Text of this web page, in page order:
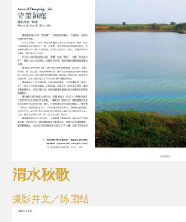
渭水秋歌
摄影并文／陈团结